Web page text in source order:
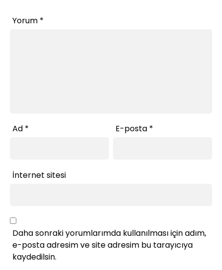
Yorum *
Ad * E-posta *
İnternet sitesi
Daha sonraki yorumlarımda kullanılması için adım,
e-posta adresim ve site adresim bu tarayıcıya
kaydedilsin.